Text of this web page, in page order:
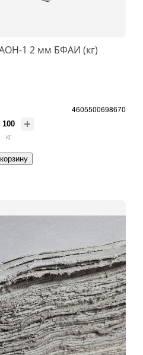
1 2 мм БФАИ (кг)
4605500698670
кг